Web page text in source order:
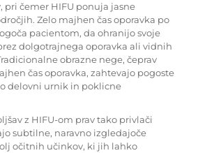
pri čemer HIFU ponuja jasne
Zelo majhen čas oporavka po
pacientom, da ohranijo svoje
dolgotrajnega oporavka ali vidnih
obrazne negе, čeprav
čas oporavka, zahtevajo pogoste
delovni urnik in poklicne
z HIFU-om prav tako privlači
subtilne, naravno izgledajoče
očitnih učinkov, ki jih lahko